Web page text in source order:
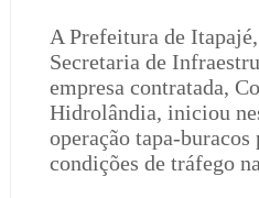
A Prefeitura de
Secretaria de
empresa contratada,
Hidrolândia, iniciou
operação tapa-buracos
condições de tráfego